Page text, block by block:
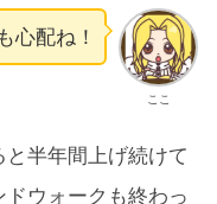
ここ
心配ね！
半年間上げ続けて
ウォークも終わっ